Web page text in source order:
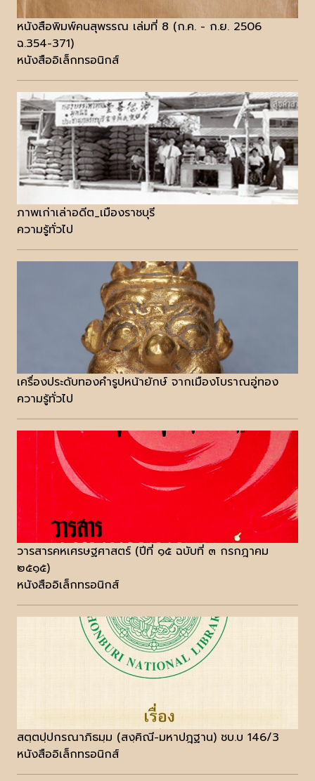
หนังสือพิมพ์คนสุพรรณ เล่มที่ 8 (ก.ค. - ก.ย. 2506
ฉ.354-371)
หนังสืออิเล็กทรอนิกส์
ภาพเก่าเล่าอดีต_เมืองราชบุรี
ความรู้ทั่วไป
เครื่องประดับทองคำรูปหน้ายักษ์ จากเมืองโบราณอู่ทอง
ความรู้ทั่วไป
วารสารคหเศรษฐศาสตร์ (ปีที่ ๑๕ ฉบับที่ ๓ กรกฎาคม
๒๕๑๕)
หนังสืออิเล็กทรอนิกส์
สตฺตปฺปกรณาภิธมฺม (สงฺคิณี-มหาปฎฺฐาน) ชบ.บ 146/3
หนังสืออิเล็กทรอนิกส์